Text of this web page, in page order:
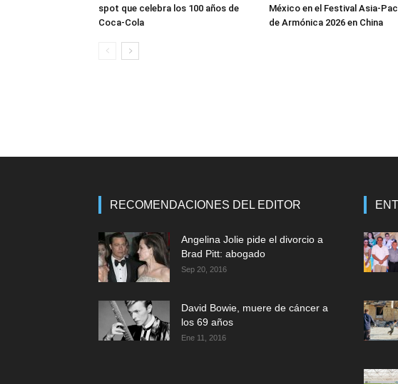
spot que celebra los 100 años de
Coca-Cola
México en el Festival Asia-
de Armónica 2026 en China
RECOMENDACIONES DEL EDITOR
Angelina Jolie pide el divorcio a
Brad Pitt: abogado
Sep 20, 2016
David Bowie, muere de cáncer a
los 69 años
Ene 11, 2016